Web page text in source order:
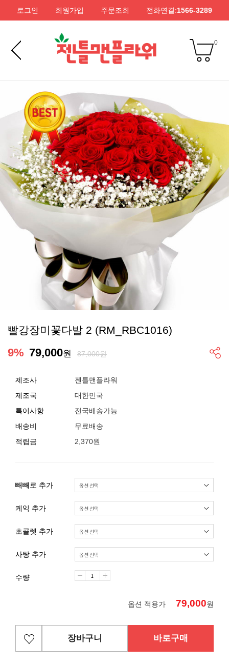
로그인 회원가입 주문조회 전화연결:1566-3289
0
빨강장미꽃다발 2 (RM_RBC1016)
9% 79,000원 87,000원
제조사
젠틀맨플라워
제조국
대한민국
특이사항
전국배송가능
배송비
무료배송
적립금
2,370원
빼빼로 추가
케익 추가
초콜렛 추가
사탕 추가
수량
옵션 적용가 79,000원
장바구니 바로구매